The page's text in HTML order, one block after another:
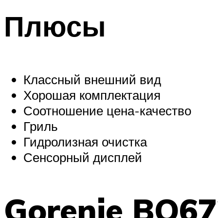
Плюсы
Классный внешний вид
Хорошая комплектация
Соотношение цена-качество
Гриль
Гидролизная очистка
Сенсорный дисплей
Gorenje